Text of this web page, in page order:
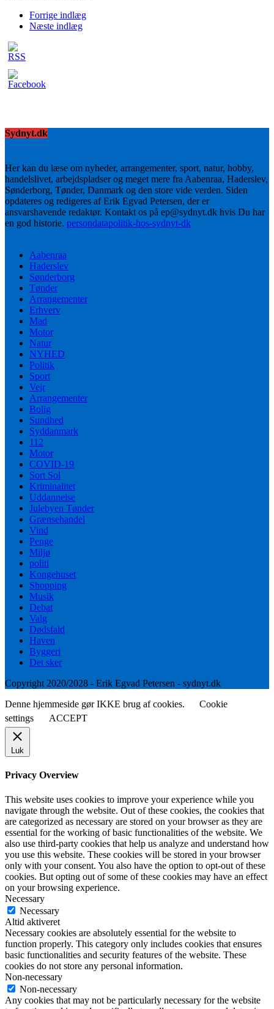
Forrige indlæg
Næste indlæg
Sydnyt.dk
Her kan du læse om nyheder, arrangementer, sport, natur, hobby,
handelslivet, arbejdspladser og meget mere fra Aabenraa, Haderslev,
Sønderborg, Tønder, Danmark og den store vide verden. Siden
opdateres og redigeres af Erik Egvad Petersen, der er
ansvarshavende redaktør. Kontakt os på ep@sydnyt.dk hvis Du har
en god historie. persondatapolitik-hos-sydnyt-dk
Aabenraa
Haderslev
Sønderborg
Tønder
Arrangementer
Erhverv
Mad
Motor
Natur
NYHED
Politik
Sport
Vejr
Arrangementer
Bolig
Sundhed
Syddanmark
112
Motor
COVID-19
Sort Sol
Kriminalitet
Uddannelse
Julebyen Tønder
Grænsehandel
Vind
Penge
Miljø
politi
Kongehuset
Shopping
Musik
Debat
Valg
Dødsfald
Haven
Byggeri
Det sker
Copyright 2020/2028 - Erik Egvad Petersen - sydnyt.dk
Denne hjemmeside gør IKKE brug af cookies.
Cookie
settings
ACCEPT
Luk
Privacy Overview
This website uses cookies to improve your experience while you
navigate through the website. Out of these cookies, the cookies that
are categorized as necessary are stored on your browser as they are
essential for the working of basic functionalities of the website. We
also use third-party cookies that help us analyze and understand how
you use this website. These cookies will be stored in your browser
only with your consent. You also have the option to opt-out of these
cookies. But opting out of some of these cookies may have an effect
on your browsing experience.
Necessary
Necessary
Altid aktiveret
Necessary cookies are absolutely essential for the website to
function properly. This category only includes cookies that ensures
basic functionalities and security features of the website. These
cookies do not store any personal information.
Non-necessary
Non-necessary
Any cookies that may not be particularly necessary for the website